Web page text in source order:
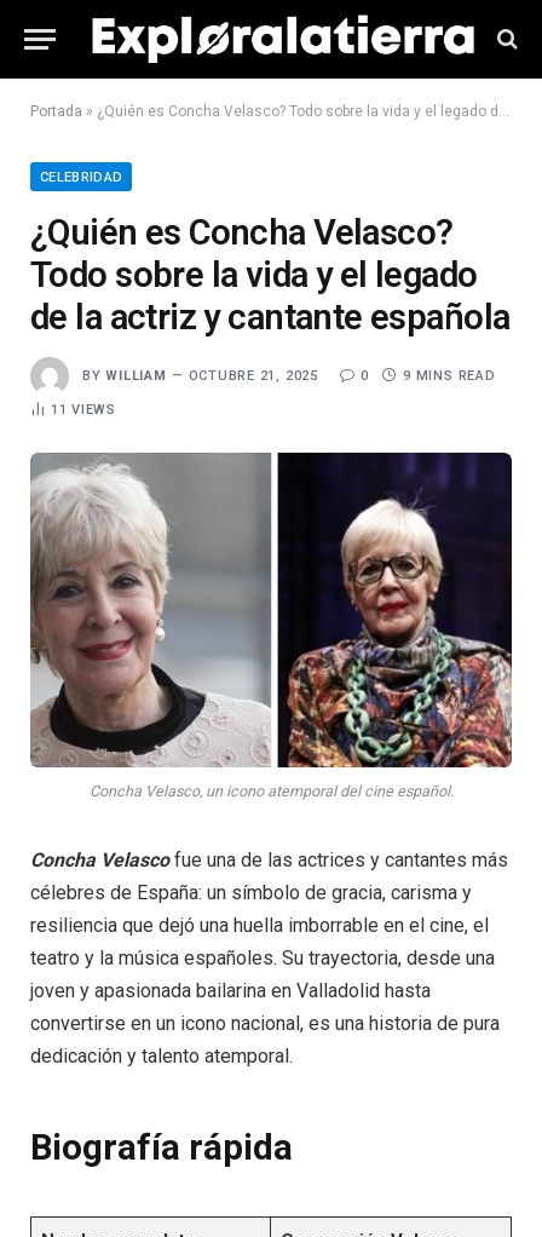
Portada » ¿Quién es Concha Velasco? Todo sobre la vida y el legado de la actriz y cantante española
CELEBRIDAD
¿Quién es Concha Velasco?
Todo sobre la vida y el legado
de la actriz y cantante española
BY WILLIAM OCTUBRE 21, 2025 0 9 MINS READ
11VIEWS
Concha Velasco, un icono atemporal del cine español.
Concha Velascofue una de las actrices y cantantes más
célebres de España: un símbolo de gracia, carisma y
resiliencia que dejó una huella imborrable en el cine, el
teatro y la música españoles. Su trayectoria, desde una
joven y apasionada bailarina en Valladolid hasta
convertirse en un icono nacional, es una historia de pura
dedicación y talento atemporal.
Biografía rápida